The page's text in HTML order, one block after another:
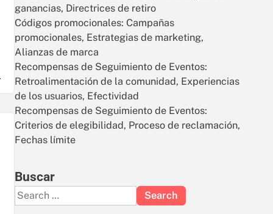
ganancias, Directrices de retiro
Códigos promocionales: Campañas
promocionales, Estrategias de marketing,
Alianzas de marca
Recompensas de Seguimiento de Eventos:
Retroalimentación de la comunidad, Experiencias
de los usuarios, Efectividad
Recompensas de Seguimiento de Eventos:
Criterios de elegibilidad, Proceso de reclamación,
Fechas límite
Buscar
Search
for: